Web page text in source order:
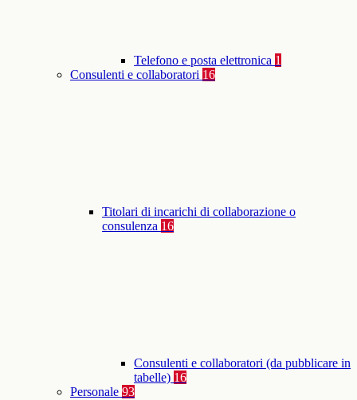
Telefono e posta elettronica 1
Consulenti e collaboratori 16
Titolari di incarichi di collaborazione o
consulenza 16
Consulenti e collaboratori (da pubblicare in
tabelle) 16
Personale 93